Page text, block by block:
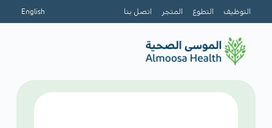
التوظيف التطوع المتجر اتصل بنا English